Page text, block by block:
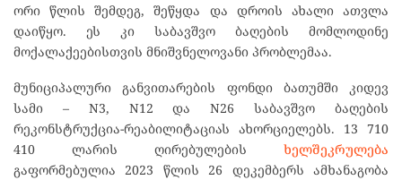
ორი წლის შემდეგ, შეწყდა და დროის ახალი ათვლა
დაიწყო. ეს კი საბავშვო ბაღების მომლოდინე
მოქალაქეებისთვის მნიშვნელოვანი პრობლემაა.
მუნიციპალური განვითარების ფონდი ბათუმში კიდევ
სამი – N3, N12 და N26 საბავშვო ბაღების
რეკონსტრუქცია-რეაბილიტაციას ახორციელებს. 13 710
410 ლარის ღირებულების ხელშეკრულება
გაფორმებულია 2023 წლის 26 დეკემბერს ამხანაგობა